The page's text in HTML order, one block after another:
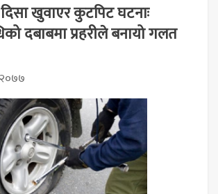
खुवाएर कुटपिट घटनाः
दबाबमा प्रहरीले बनायो गलत